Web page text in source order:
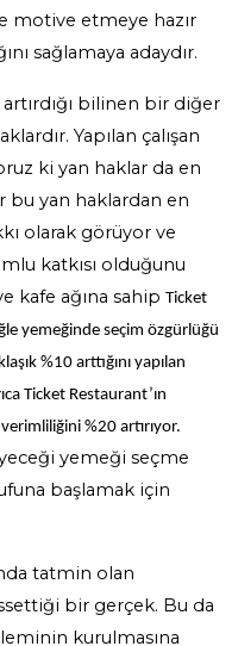
motive etmeye hazır
sağlamaya adaydır.
artırdığı bilinen bir diğer
Yapılan çalışan
ki yan haklar da en
bu yan haklardan en
olarak görüyor ve
katkısı olduğunu
kafe ağına sahip Ticket
yemeğinde seçim özgürlüğü
%10 arttığını yapılan
Ticket Restaurant’ın
%20 artırıyor.
yemeği seçme
başlamak için
tatmin olan
bir gerçek. Bu da
kurulmasına